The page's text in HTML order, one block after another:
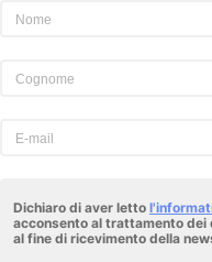
Dichiaro di aver letto
acconsento al trattamento dei
al fine di ricevimento della